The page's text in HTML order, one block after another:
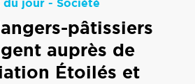
du jour- Société
pâtissiers
auprès de
Étoilés et